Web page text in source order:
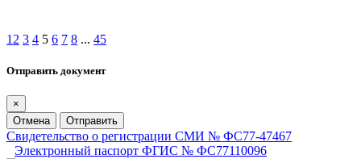
1 2 3 4 5 6 7 8 ... 45
Отправить документ
×
Отмена
Отправить
Свидетельство о регистрации СМИ № ФС77-47467
Электронный паспорт ФГИС № ФС77110096